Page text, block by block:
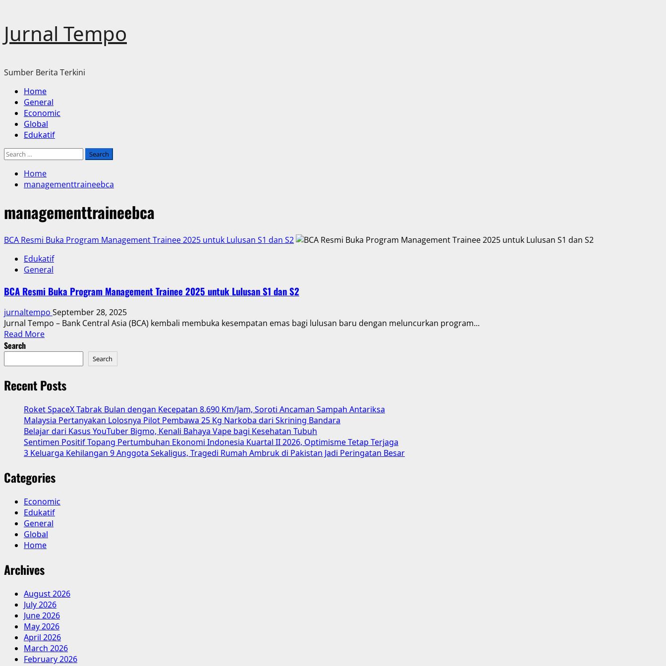
Skip
to
content
Jurnal Tempo
Sumber Berita Terkini
Primary
Menu
Home
General
Economic
Global
Edukatif
Search
Home
managementtraineebca
managementtraineebca
BCA Resmi Buka Program Management Trainee 2025 untuk Lulusan S1 dan S2
Edukatif
General
BCA Resmi Buka Program Management Trainee 2025 untuk Lulusan S1 dan S2
jurnaltempo September 28, 2025
Jurnal Tempo – Bank Central Asia (BCA) kembali membuka kesempatan emas bagi lulusan baru dengan meluncurkan program...
Read MoreRead
about
BCA
Buka
Management
Trainee
2025
untuk
Lulusan
dan
S2
Search
Search
Recent Posts
Roket SpaceX Tabrak Bulan dengan Kecepatan 8.690 Km/Jam, Soroti Ancaman Sampah Antariksa
Malaysia Pertanyakan Lolosnya Pilot Pembawa 25 Kg Narkoba dari Skrining Bandara
Belajar dari Kasus YouTuber Bigmo, Kenali Bahaya Vape bagi Kesehatan Tubuh
Sentimen Positif Topang Pertumbuhan Ekonomi Indonesia Kuartal II 2026, Optimisme Tetap Terjaga
3 Keluarga Kehilangan 9 Anggota Sekaligus, Tragedi Rumah Ambruk di Pakistan Jadi Peringatan Besar
Categories
Economic
Edukatif
General
Global
Home
Archives
August 2026
July 2026
June 2026
May 2026
April 2026
March 2026
February 2026